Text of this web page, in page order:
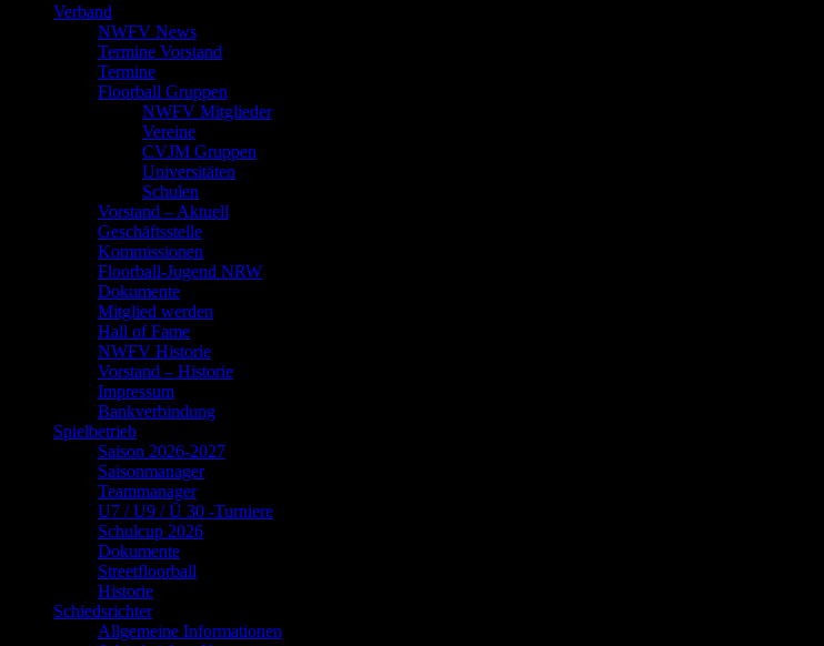
Verband
NWFV News
Termine Vorstand
Termine
Floorball Gruppen
NWFV Mitglieder
Vereine
CVJM Gruppen
Universitäten
Schulen
Vorstand – Aktuell
Geschäftsstelle
Kommissionen
Floorball-Jugend NRW
Dokumente
Mitglied werden
Hall of Fame
NWFV Historie
Vorstand – Historie
Impressum
Bankverbindung
Spielbetrieb
Saison 2026-2027
Saisonmanager
Teammanager
U7 / U9 / Ü 30 -Turniere
Schulcup 2026
Dokumente
Streetfloorball
Historie
Schiedsrichter
Allgemeine Informationen